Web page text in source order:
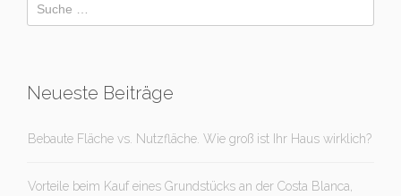
Neueste Beiträge
Bebaute Fläche vs. Nutzfläche. Wie groß ist Ihr Haus wirklich?
Vorteile beim Kauf eines Grundstücks an der Costa Blanca,